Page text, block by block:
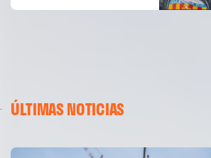
ÚLTIMAS NOTICIAS